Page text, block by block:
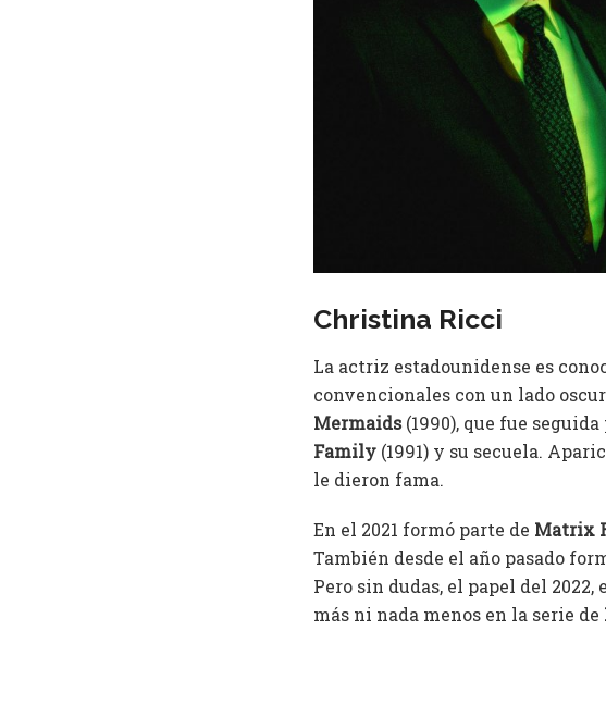
Christina Ricci
La actriz estadounidense es
convencionales con un lado
Mermaids(1990), que fue
Family (1991) y su secuela.
le dieron fama.
En el 2021 formó parte de Matrix
También desde el año pasado
Pero sin dudas, el papel del
más ni nada menos en la serie de